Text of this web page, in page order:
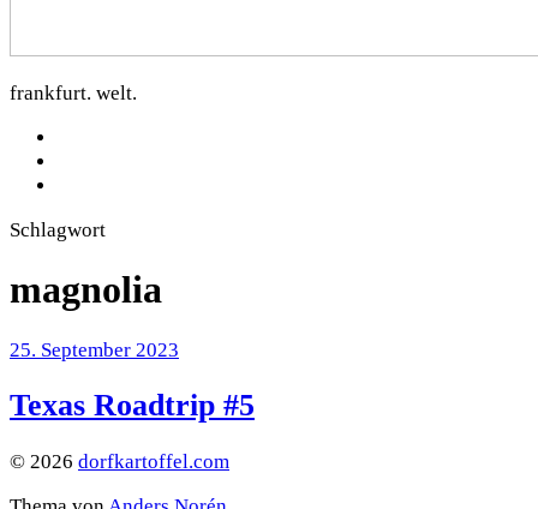
frankfurt. welt.
Schlagwort
magnolia
25. September 2023
Texas Roadtrip #5
© 2026 dorfkartoffel.com